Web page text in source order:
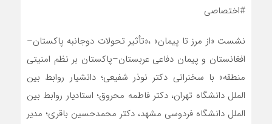
#اختصاصی
نشست «از مرز تا پیمان» ،«تأثیر تحولات دوجانبه پاکستان–
افغانستان و پیمان دفاعی عربستان–پاکستان بر نظم امنیتی
منطقه» با سخنرانی دکتر نوذر شفیعی؛ دانشیار روابط بین
الملل دانشگاه تهران، دکتر فاطمه محروق؛ استادیار روابط بین
الملل دانشگاه فردوسی مشهد، دکتر محمدحسین باقری؛ مدیر